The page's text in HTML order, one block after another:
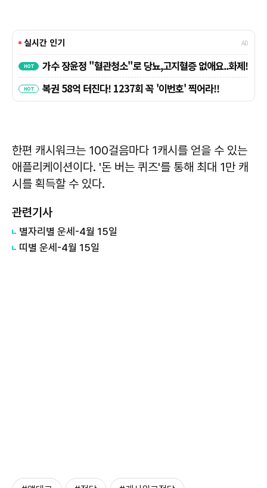
한편 캐시워크는 100걸음마다 1캐시를 얻을 수 있는
애플리케이션이다. '돈 버는 퀴즈'를 통해 최대 1만 캐
시를 획득할 수 있다.
관련기사
별자리별 운세-4월 15일
띠별 운세-4월 15일